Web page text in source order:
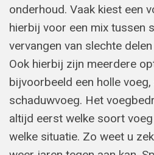
onderhoud. Vaak kiest een
hierbij voor een mix tussen
vervangen van slechte
Ook hierbij zijn meerdere
bijvoorbeeld een holle
schaduwvoeg. Het
altijd eerst welke soort
welke situatie. Zo weet u